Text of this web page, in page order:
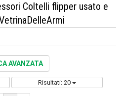
Coltelli flipper usato e
AVANZATA
Risultati: 20